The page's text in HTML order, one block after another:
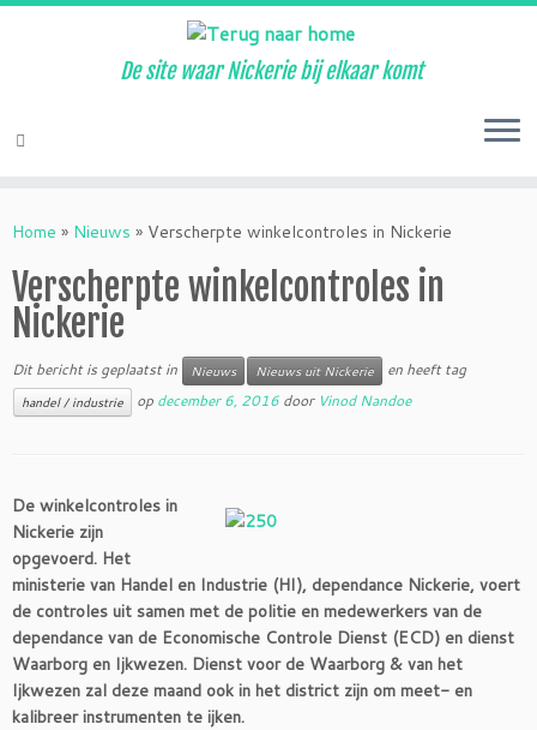
naar
De site waar Nickerie bij elkaar komt
Home » Nieuws » Verscherpte winkelcontroles in Nickerie
Verscherpte winkelcontroles in
Nickerie
Dit bericht is geplaatst in Nieuws Nieuws uit Nickerie en heeft tag
handel / industrie op december 6, 2016 door Vinod Nandoe
De winkelcontroles in
Nickerie zijn
opgevoerd. Het
ministerie van Handel en Industrie (HI), dependance Nickerie, voert
de controles uit samen met de politie en medewerkers van de
dependance van de Economische Controle Dienst (ECD) en dienst
Waarborg en Ijkwezen. Dienst voor de Waarborg & van het
Ijkwezen zal deze maand ook in het district zijn om meet- en
kalibreer instrumenten te ijken.